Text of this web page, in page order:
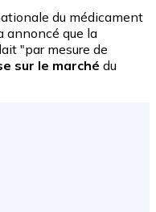
du médicament
annoncé que la
"par mesure de
sur le marché du